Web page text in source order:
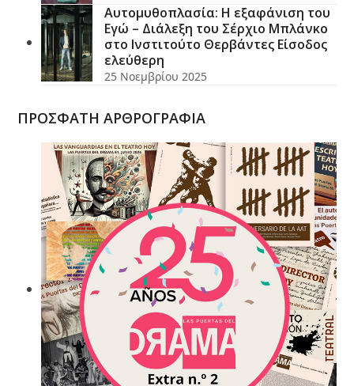
Αυτομυθοπλασία: Η εξαφάνιση του
Εγώ – Διάλεξη του Σέρχιο Μπλάνκο
στο Ινστιτούτο Θερβάντες Είσοδος
ελεύθερη
25 Νοεμβρίου 2025
ΠΡΟΣΦΑΤΗ ΑΡΘΡΟΓΡΑΦΙΑ